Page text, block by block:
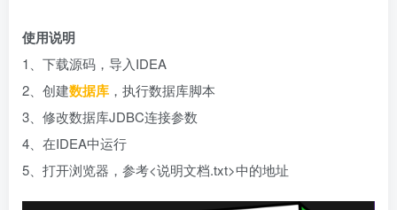
使用说明
1、下载源码，导入IDEA
2、创建数据库 ，执行数据库脚本
3、修改数据库JDBC连接参数
4、在IDEA中运行
5、打开浏览器，参考<说明文档.txt>中的地址